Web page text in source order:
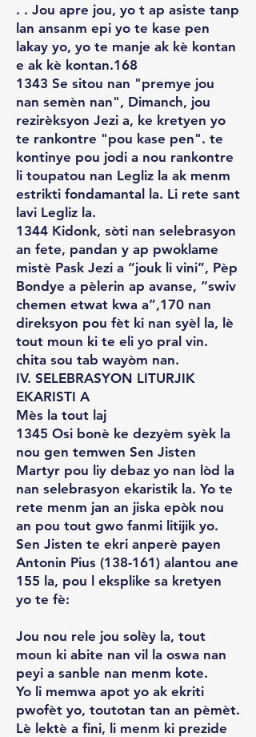
. . Jou apre jou, yo t ap asiste tanp
lan ansanm epi yo te kase pen
lakay yo, yo te manje ak kè kontan
e ak kè kontan.168
1343 Se sitou nan "premye jou
nan semèn nan", Dimanch, jou
rezirèksyon Jezi a, ke kretyen yo
te rankontre "pou kase pen". te
kontinye pou jodi a nou rankontre
li toupatou nan Legliz la ak menm
estrikti fondamantal la. Li rete sant
lavi Legliz la.
1344 Kidonk, sòti nan selebrasyon
an fete, pandan y ap pwoklame
mistè Pask Jezi a “jouk li vini”, Pèp
Bondye a pèlerin ap avanse, “swiv
chemen etwat kwa a”,170 nan
direksyon pou fèt ki nan syèl la, lè
tout moun ki te eli yo pral vin.
chita sou tab wayòm nan.
IV. SELEBRASYON LITURJIK
EKARISTI A
Mès la tout laj
1345 Osi bonè ke dezyèm syèk la
nou gen temwen Sen Jisten
Martyr pou liy debaz yo nan lòd la
nan selebrasyon ekaristik la. Yo te
rete menm jan an jiska epòk nou
an pou tout gwo fanmi litijik yo.
Sen Jisten te ekri anperè payen
Antonin Pius (138-161) alantou ane
155 la, pou l eksplike sa kretyen
yo te fè:
Jou nou rele jou solèy la, tout
moun ki abite nan vil la oswa nan
peyi a sanble nan menm kote.
Yo li memwa apot yo ak ekriti
pwofèt yo, toutotan tan an pèmèt.
Lè lektè a fini, li menm ki prezide